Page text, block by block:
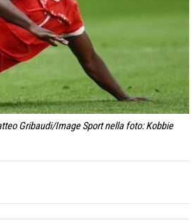
Gribaudi/Image Sport nella foto: Kobbie